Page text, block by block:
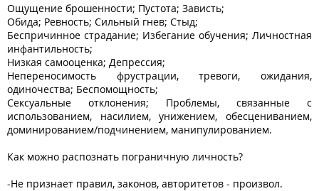
Ощущение брошенности; Пустота; Зависть;
Обида; Ревность; Сильный гнев; Стыд;
Беспричинное страдание; Избегание обучения; Личностная
инфантильность;
Низкая самооценка; Депрессия;
Непереносимость фрустрации, тревоги, ожидания,
одиночества; Беспомощность;
Сексуальные отклонения; Проблемы, связанные с
использованием, насилием, унижением, обесцениванием,
доминированием/подчинением, манипулированием.
Как можно распознать пограничную личность?
-Не признает правил, законов, авторитетов - произвол.